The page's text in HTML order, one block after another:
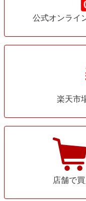
公式オンライ
楽天市
店舗で